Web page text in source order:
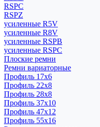
RSPC
RSPZ
усиленные R5V
усиленные R8V
усиленные RSPB
усиленные RSPC
Плоские ремни
Ремни вариаторные
Профиль 17x6
Профиль 22x8
Профиль 28x8
Профиль 37x10
Профиль 47x12
Профиль 55x16